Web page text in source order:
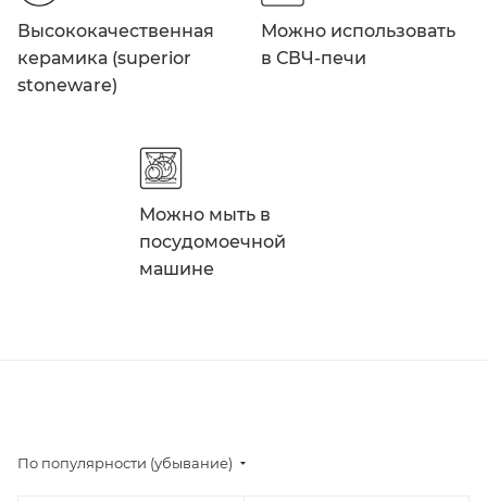
Высококачественная
керамика (superior
stoneware)
Можно использовать
в СВЧ-печи
Можно мыть в
посудомоечной
машине
По популярности (убывание)